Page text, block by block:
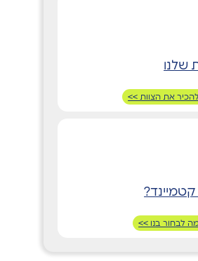
שלנו
להכיר את הצוות >>
לבחור בנו >>